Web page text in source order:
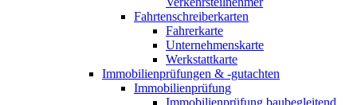
Fahrtenschreiberkarten
Fahrerkarte
Unternehmenskarte
Werkstattkarte
Immobilienprüfungen & -gutachten
Immobilienprüfung
Immobilienprüfung baubegleitend